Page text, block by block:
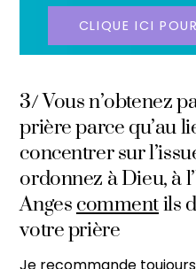
CLIQUE ICI
3/ Vous n’obtenez
prière parce qu’au
concentrer sur
ordonnez à Dieu, à
Anges commentils
votre prière
Je recommande